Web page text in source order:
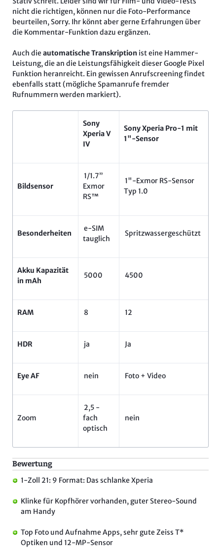
nicht die richtigen, können nur die Foto-Performance
beurteilen, Sorry. Ihr könnt aber gerne Erfahrungen über
die Kommentar-Funktion dazu ergänzen.
Auch dieautomatische Transkription ist eine Hammer-
Leistung, die an die Leistungsfähigkeit dieser Google Pixel
Funktion heranreicht. Ein gewissen Anrufscreening findet
ebenfalls statt (mögliche Spamanrufe fremder
Rufnummern werden markiert).
Sony
Xperia V
IV
Sony Xperia Pro-1 mit
1"-Sensor
Bildsensor
1/1.7”
Exmor
RS™
1"-Exmor RS-Sensor
Typ 1.0
Besonderheiten
e-SIM
tauglich
Spritzwassergeschützt
Akku Kapazität
in mAh
5000 4500
RAM 8 12
HDR ja Ja
Eye AF nein Foto + Video
Zoom
2,5 -
fach
optisch
nein
Bewertung
1-Zoll 21: 9 Format: Das schlanke Xperia
Klinke für Kopfhörer vorhanden, guter Stereo-Sound
am Handy
Top Foto und Aufnahme Apps, sehr gute Zeiss T*
Optiken und 12-MP-Sensor